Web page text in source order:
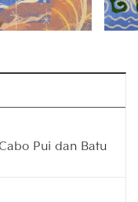
Pui dan Batu